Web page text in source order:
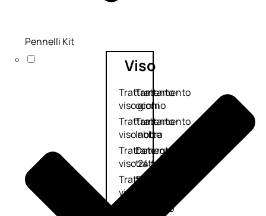
Viso
Trattamento
viso giorno
Trattamento
viso notte
Trattamento
viso 24 ore
Trattamento
viso antietà
Trattamento
Trattamento
occhi
Trattamento
labbra
Detergenti
trattanti
Scrub
Pennelli Kit